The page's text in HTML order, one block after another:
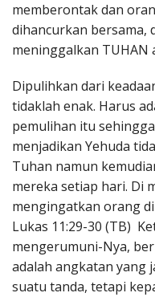
memberontak dan
dihancurkan bersama,
meninggalkan TUHAN
Dipulihkan dari
tidaklah enak. Harus
pemulihan itu
menjadikan Yehuda
Tuhan namun
mereka setiap hari. Di
mengingatkan orang
Lukas 11:29-30 (TB)
mengerumuni-Nya,
adalah angkatan yang
suatu tanda, tetapi